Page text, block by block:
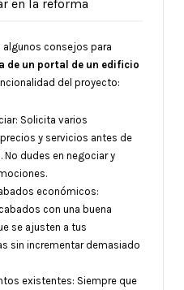
en la reforma
consejos para
de un portal de un edificio
del proyecto:
Solicita varios
y servicios antes de
dudes en negociar y
económicos:
con una buena
se ajusten a tus
sin incrementar demasiado
existentes: Siempre que